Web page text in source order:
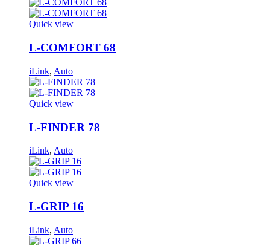
Quick view
L-COMFORT 68
iLink, Auto
Quick view
L-FINDER 78
iLink, Auto
Quick view
L-GRIP 16
iLink, Auto